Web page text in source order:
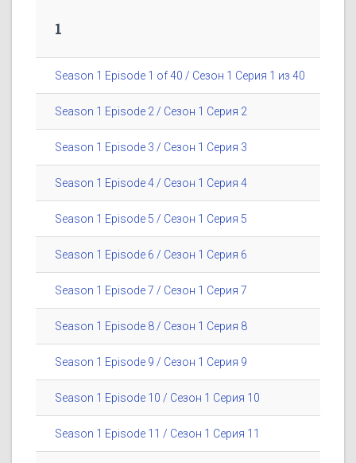
1
Season 1 Episode 1 of 40 / Сезон 1 Серия 1 из 40
Season 1 Episode 2 / Сезон 1 Серия 2
Season 1 Episode 3 / Сезон 1 Серия 3
Season 1 Episode 4 / Сезон 1 Серия 4
Season 1 Episode 5 / Сезон 1 Серия 5
Season 1 Episode 6 / Сезон 1 Серия 6
Season 1 Episode 7 / Сезон 1 Серия 7
Season 1 Episode 8 / Сезон 1 Серия 8
Season 1 Episode 9 / Сезон 1 Серия 9
Season 1 Episode 10 / Сезон 1 Серия 10
Season 1 Episode 11 / Сезон 1 Серия 11